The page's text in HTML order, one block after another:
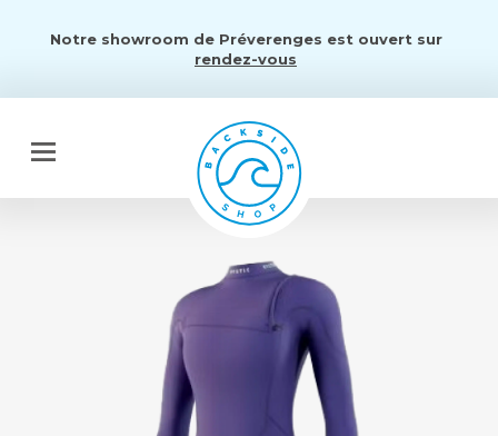
Notre showroom de Préverenges est ouvert sur
rendez-vous